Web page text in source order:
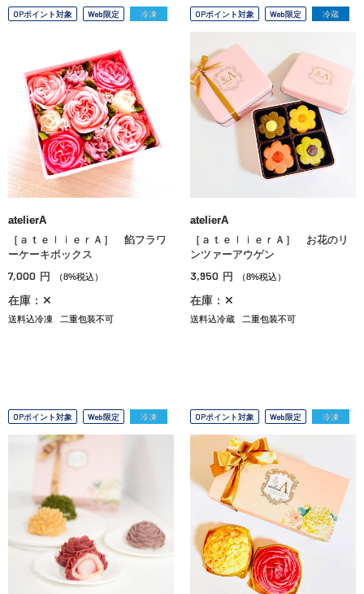
OPポイント対象 Web限定 冷凍
atelierA
［ａｔｅｌｉｅｒＡ］ 餡フラワ
ーケーキボックス
7,000 円 （8%税込）
在庫：✕
送料込冷凍 二重包装不可
OPポイント対象 Web限定 冷蔵
atelierA
［ａｔｅｌｉｅｒＡ］ お花のリ
ンツァーアウゲン
3,950 円 （8%税込）
在庫：✕
送料込冷蔵 二重包装不可
OPポイント対象 Web限定 冷凍 OPポイント対象 Web限定 冷凍